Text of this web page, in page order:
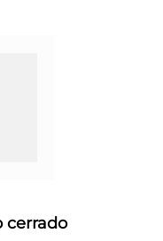
cerrado